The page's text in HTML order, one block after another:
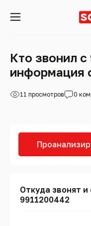
Кто звонил
информация
11 просмотров 0
Откуда звонят
9911200442